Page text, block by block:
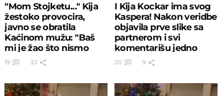
"Mom Stojketu..." Kija
žestoko provocira,
javno se obratila
Kaćinom mužu: "Baš
mi je žao što nismo
zajedno"
19 33
I Kija Kockar ima svog
Kaspera! Nakon veridbe
objavila prve slike sa
partnerom i svi
komentarišu jedno
20 9